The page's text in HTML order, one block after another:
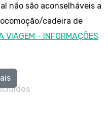
não são aconselháveis a
cadeira de
VIAGEM - INFORMAÇÕES